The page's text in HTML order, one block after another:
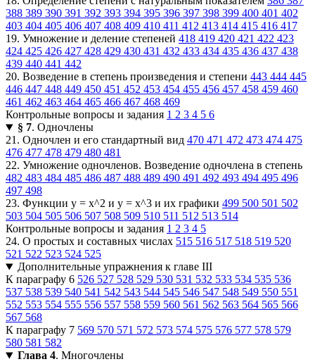
388 389 390 391 392 393 394 395 396 397 398 399 400 401 402
403 404 405 406 407 408 409 410 411 412 413 414 415 416 417
19. Умножение и деление степеней 418 419 420 421 422 423
424 425 426 427 428 429 430 431 432 433 434 435 436 437 438
439 440 441 442
20. Возведение в степень произведения и степени 443 444 445
446 447 448 449 450 451 452 453 454 455 456 457 458 459 460
461 462 463 464 465 466 467 468 469
Контрольные вопросы и задания 1 2 3 4 5 6
§ 7. Одночлены
21. Одночлен и его стандартный вид 470 471 472 473 474 475
476 477 478 479 480 481
22. Умножение одночленов. Возведение одночлена в степень
482 483 484 485 486 487 488 489 490 491 492 493 494 495 496
497 498
23. Функции у = х^2 и у = х^3 и их графики 499 500 501 502
503 504 505 506 507 508 509 510 511 512 513 514
Контрольные вопросы и задания 1 2 3 4 5
24. О простых и составных числах 515 516 517 518 519 520
521 522 523 524 525
Дополнительные упражнения к главе III
К параграфу 6 526 527 528 529 530 531 532 533 534 535 536
537 538 539 540 541 542 543 544 545 546 547 548 549 550 551
552 553 554 555 556 557 558 559 560 561 562 563 564 565 566
567 568
К параграфу 7 569 570 571 572 573 574 575 576 577 578 579
580 581 582
Глава 4. Многочлены